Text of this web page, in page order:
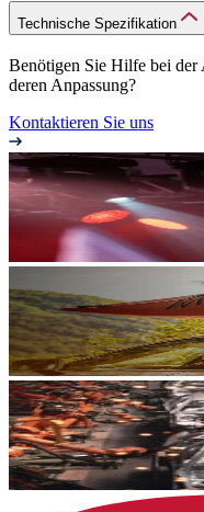
Technische Spezifikation
Benötigen Sie Hilfe bei der
deren Anpassung?
Kontaktieren Sie uns